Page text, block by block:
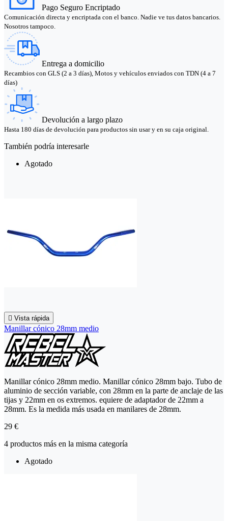
Pago Seguro Encriptado
Comunicación directa y encriptada con el banco. Nadie ve tus datos bancarios.
Nosotros tampoco.
Entrega a domicilio
Recambios con GLS (2 a 3 días), Motos y vehículos enviados con TDN (4 a 7
días)
Devolución a largo plazo
Hasta 180 días de devolución para productos sin usar y en su caja original.
También podría interesarle
Agotado
 Vista rápida
Manillar cónico 28mm medio
Manillar cónico 28mm medio. Manillar cónico 28mm bajo. Tubo de
aluminio de sección variable, con 28mm en la parte de anclaje de las
tijas y 22mm en os extremos. equiere de adaptador de 22mm a
28mm. Es la medida más usada en manilares de 28mm.
29 €
4 productos más en la misma categoría
Agotado